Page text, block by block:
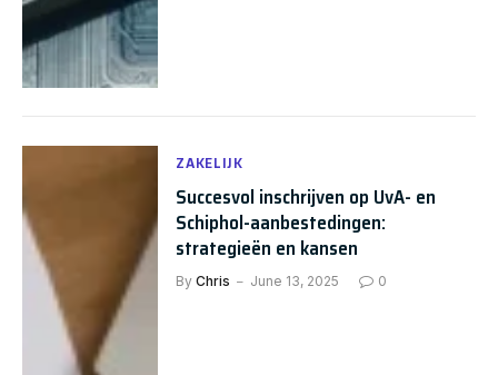
ZAKELIJK
Succesvol inschrijven op UvA- en
Schiphol-aanbestedingen:
strategieën en kansen
By Chris June 13, 2025 0